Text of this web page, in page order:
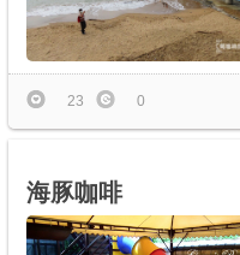
23 0
海豚咖啡